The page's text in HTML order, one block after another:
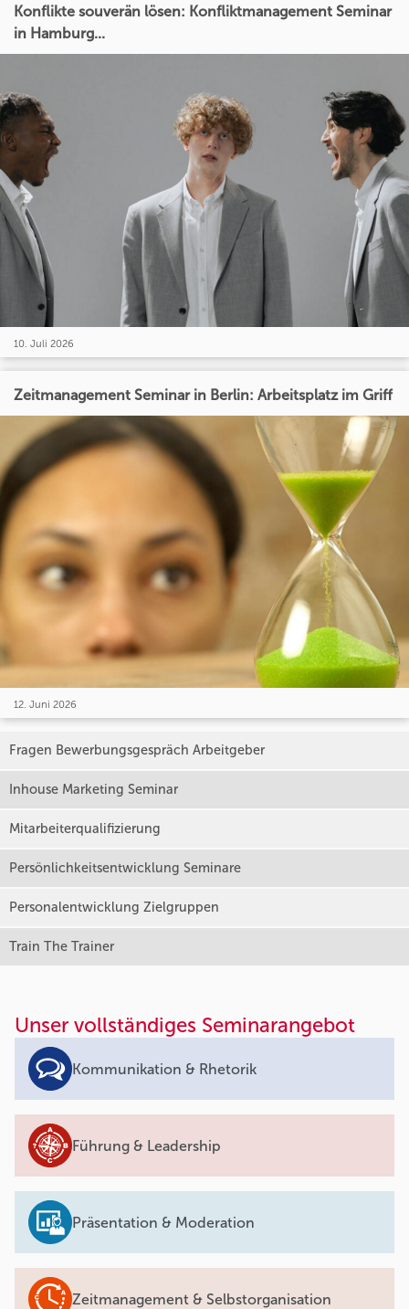
Konflikte souverän lösen: Konfliktmanagement Seminar
in Hamburg...
10. Juli 2026
Zeitmanagement Seminar in Berlin: Arbeitsplatz im Griff
12. Juni 2026
Fragen Bewerbungsgespräch Arbeitgeber
Inhouse Marketing Seminar
Mitarbeiterqualifizierung
Persönlichkeitsentwicklung Seminare
Personalentwicklung Zielgruppen
Train The Trainer
Unser vollständiges Seminarangebot
Kommunikation & Rhetorik
Führung & Leadership
Präsentation & Moderation
Zeitmanagement & Selbstorganisation